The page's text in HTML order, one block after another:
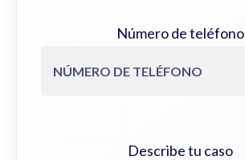
Número de teléfono
Describe tu caso